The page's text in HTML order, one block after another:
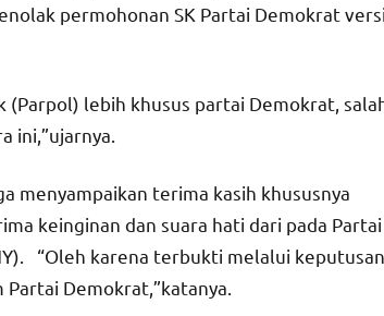
permohonan SK Partai Demokrat
lebih khusus partai Demokrat,
ini,”ujarnya.
menyampaikan terima kasih khususnya
keinginan dan suara hati dari pada Partai
“Oleh karena terbukti melalui keputusan
Demokrat,”katanya.